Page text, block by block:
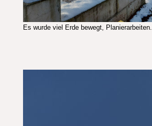
Es wurde viel Erde bewegt, Planierarbeiten.